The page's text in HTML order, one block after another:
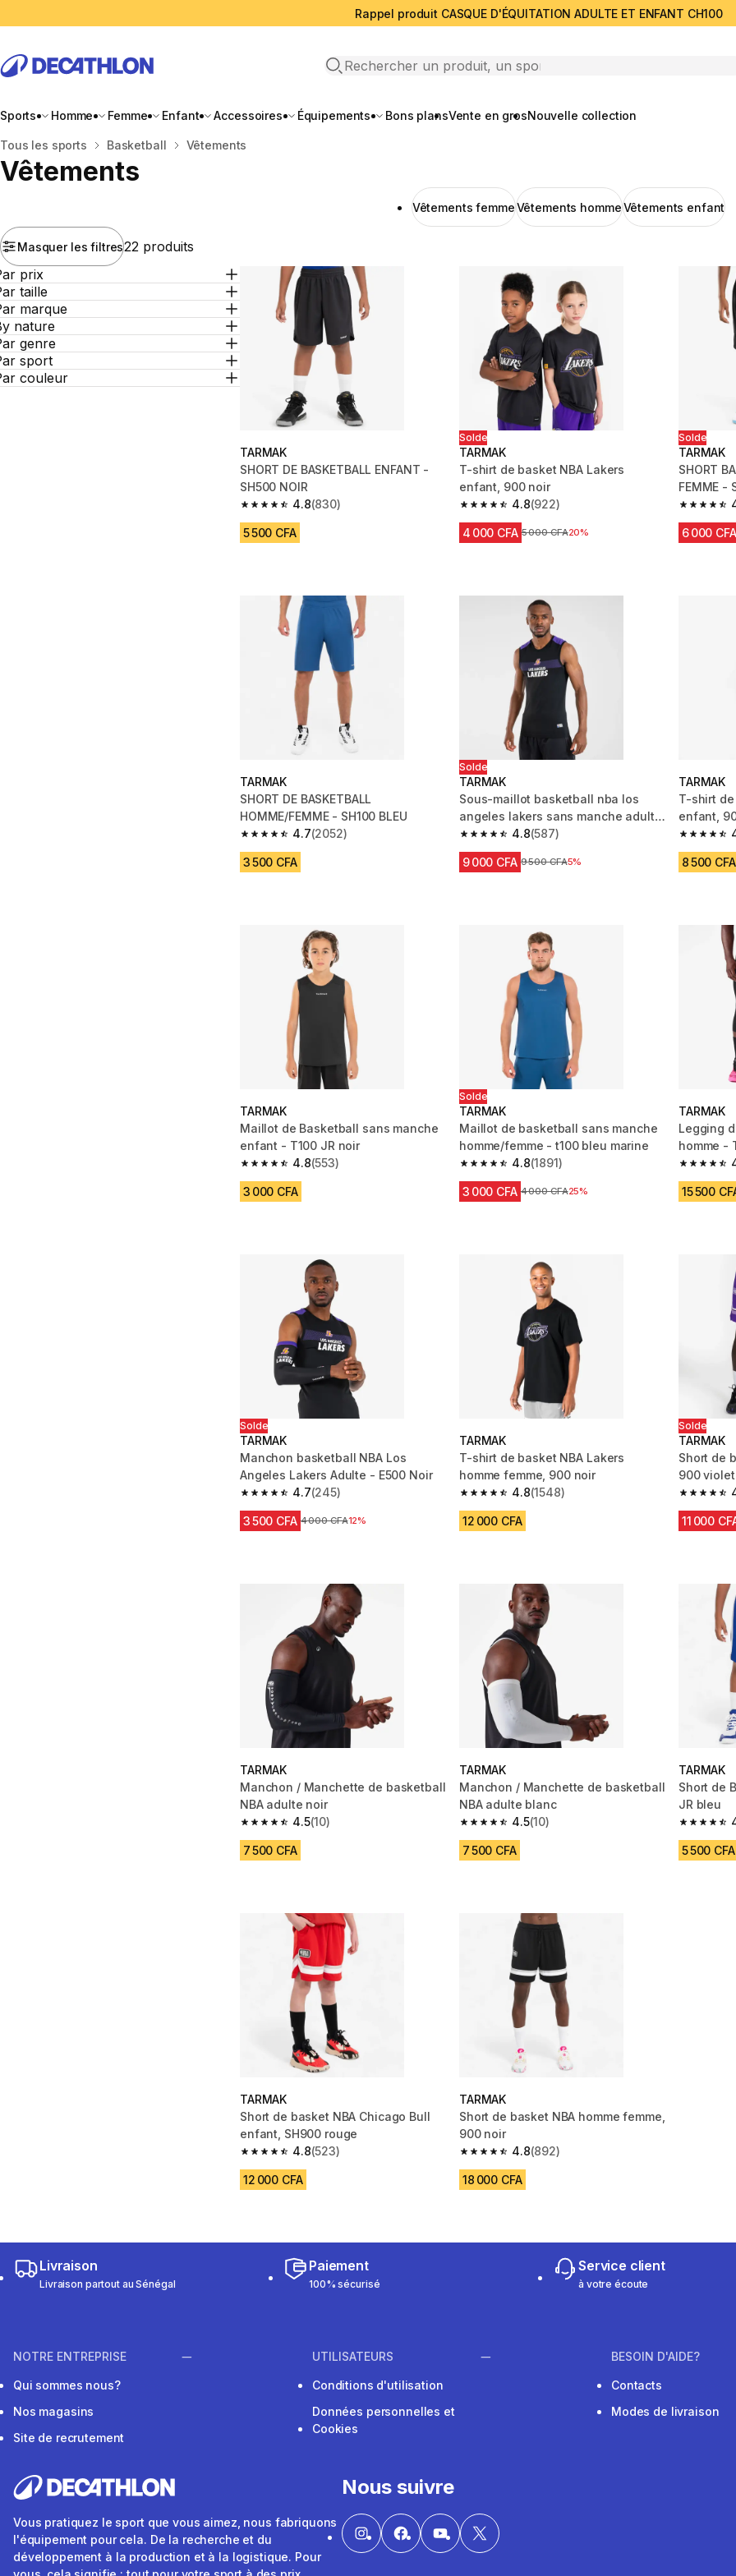
Rappel produit CASQUE D'ÉQUITATION ADULTE ET ENFANT CH100
Open search
Sports Homme Femme Enfant Accessoires Équipements Bons plansVente en grosNouvelle collection
Accueil
Tous les sports Basketball Vêtements
Vêtements
Vêtements femmeVêtements hommeVêtements enfant
Masquer les filtres22 produits
prix
taille
marque
nature
genre
sport
couleur
TARMAK
SHORT DE BASKETBALL ENFANT -
SH500 NOIR
4.8
4.8 out of 5 stars from 830 reviews
(830)
5 500 CFA
Solde
TARMAK
T-shirt de basket NBA Lakers
enfant, 900 noir
4.8
4.8 out of 5 stars from 922 reviews
(922)
4 000 CFA Prix avant réduction
5 000 CFA20%
Solde
TARMAK
SHORT
FEMME -
4.8 out of
6 000 CFA
TARMAK
SHORT DE BASKETBALL
HOMME/FEMME - SH100 BLEU
4.7
4.7 out of 5 stars from 2052 reviews
(2052)
3 500 CFA
Solde
TARMAK
Sous-maillot basketball nba los
angeles lakers sans manche adulte
- ut500 noir
4.8
4.8 out of 5 stars from 587 reviews
(587)
9 000 CFA Prix avant réduction
9 500 CFA5%
TARMAK
T-shirt de
enfant,
4.8 out of
8 500 CFA
TARMAK
Maillot de Basketball sans manche
enfant - T100 JR noir
4.8
4.8 out of 5 stars from 553 reviews
(553)
3 000 CFA
Solde
TARMAK
Maillot de basketball sans manche
homme/femme - t100 bleu marine
4.8
4.8 out of 5 stars from 1891 reviews
(1891)
3 000 CFA Prix avant réduction
4 000 CFA25%
TARMAK
Legging
homme -
4.6 out of
15 500
Solde
TARMAK
Manchon basketball NBA Los
Angeles Lakers Adulte - E500 Noir
4.7
4.7 out of 5 stars from 245 reviews
(245)
3 500 CFA Prix avant réduction
4 000 CFA12%
TARMAK
T-shirt de basket NBA Lakers
homme femme, 900 noir
4.8
4.8 out of 5 stars from 1548 reviews
(1548)
12 000 CFA
Solde
TARMAK
Short de
900 violet
4.8 out of
11 000
TARMAK
Manchon / Manchette de basketball
NBA adulte noir
4.5
4.5 out of 5 stars from 10 reviews
(10)
7 500 CFA
TARMAK
Manchon / Manchette de basketball
NBA adulte blanc
4.5
4.5 out of 5 stars from 10 reviews
(10)
7 500 CFA
TARMAK
Short de
JR bleu
4.8 out of
5 500 CFA
TARMAK
Short de basket NBA Chicago Bull
enfant, SH900 rouge
4.8
4.8 out of 5 stars from 523 reviews
(523)
12 000 CFA
TARMAK
Short de basket NBA homme femme,
900 noir
4.8
4.8 out of 5 stars from 892 reviews
(892)
18 000 CFA
Livraison
Livraison partout au Sénégal
Paiement
100% sécurisé
Service client
à votre écoute
NOTRE ENTREPRISE
Qui sommes nous?
Nos magasins
Site de recrutement
UTILISATEURS
Conditions d'utilisation
Données personnelles et
Cookies
BESOIN D'AIDE?
Contacts
Modes de livraison
Vous pratiquez le sport que vous aimez, nous fabriquons
l'équipement pour cela. De la recherche et du
développement à la production et à la logistique. Pour
Nous suivre